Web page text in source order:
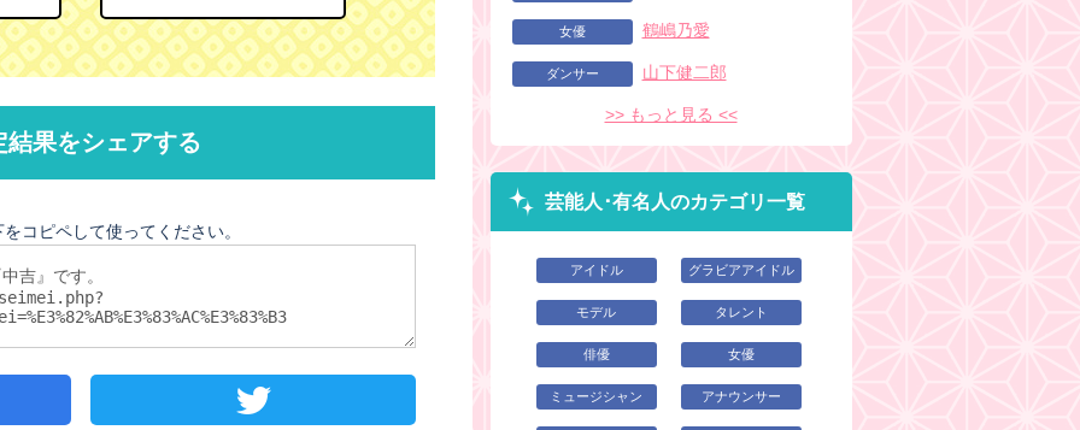
結果をシェアする
コピペして使ってください。
女優 鶴嶋乃愛
ダンサー 山下健二郎
>> もっと見る <<
芸能人･有名人のカテゴリ一覧
アイドル グラビアアイドル
モデル タレント
俳優 女優
ミュージシャン アナウンサー